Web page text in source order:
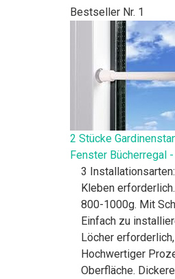
Bestseller Nr. 1
2 Stücke
Fenster Bücherregal
3
Kleben
800-1000g. Mit
Einfach zu
Löcher
Hochwertiger
Oberfläche.